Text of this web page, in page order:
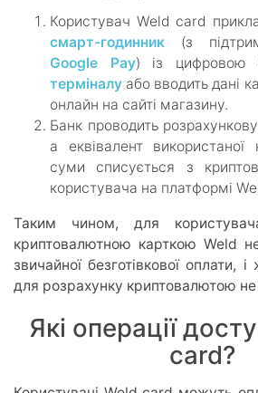
Користувач Weld card
смарт-годинник (з
Google Pay) із цифровою
терміналу або вводить дані
онлайн на сайті магазину.
Банк проводить
а еквівалент використаної
суми списується з
користувача на платформі
Таким чином, для
криптовалютною карткою Weld не
звичайної безготівкової оплати, і
для розрахунку криптовалютою не
Які операції
card?